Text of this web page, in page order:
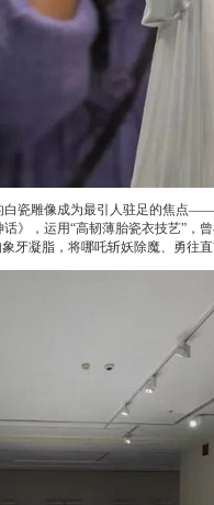
瓷雕像成为最引人驻足的焦点
》，运用“高韧薄胎瓷衣技艺”，
牙凝脂，将哪吒斩妖除魔、勇往